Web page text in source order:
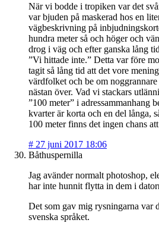
När vi bodde i tropiken var det
var bjuden på maskerad hos en
vägbeskrivning på
hundra meter så och höger och
drog i väg och efter ganska lång
”Vi hittade inte.” Detta var före
tagit så lång tid att det vore
värdfolket och be om
nästan över. Vad vi stackars
”100 meter” i adressammanhang
kvarter är korta och en del långa,
100 meter finns det ingen chans
# 27 juni 2017 18:06
Båthuspernilla
Jag avänder normalt photoshop,
har inte hunnit flytta in dem i
Det som gav mig rysningarna var
svenska språket.